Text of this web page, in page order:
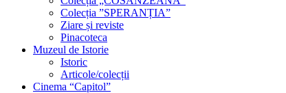
Colecția ”SPERANȚIA”
Ziare și reviste
Pinacoteca
Muzeul de Istorie
Istoric
Articole/colecții
Cinema “Capitol”